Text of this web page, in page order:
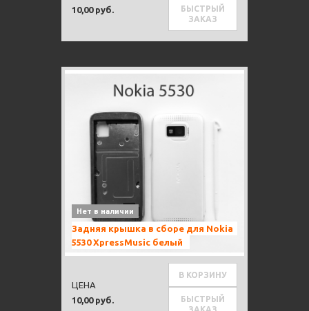
10,00 руб.
БЫСТРЫЙ
ЗАКАЗ
Нет в наличии
Задняя крышка в сборе для Nokia
5530 XpressMusic белый
10,00 руб.
ЦЕНА
В КОРЗИНУ
БЫСТРЫЙ